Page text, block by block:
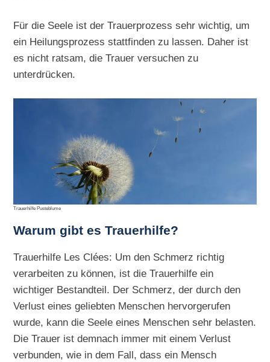
Für die Seele ist der Trauerprozess sehr wichtig, um
ein Heilungsprozess stattfinden zu lassen. Daher ist
es nicht ratsam, die Trauer versuchen zu
unterdrücken.
Trauerhilfe Pusteblume
Warum gibt es Trauerhilfe?
Trauerhilfe Les Clées: Um den Schmerz richtig
verarbeiten zu können, ist die Trauerhilfe ein
wichtiger Bestandteil. Der Schmerz, der durch den
Verlust eines geliebten Menschen hervorgerufen
wurde, kann die Seele eines Menschen sehr belasten.
Die Trauer ist demnach immer mit einem Verlust
verbunden, wie in dem Fall, dass ein Mensch